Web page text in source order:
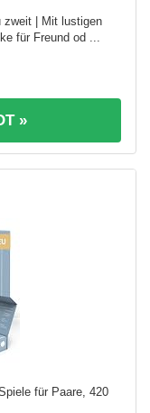
zweit | Mit lustigen
für Freund od ...
»
für Paare, 420